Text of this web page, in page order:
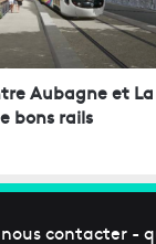
Aubagne et La
bons rails
nous contacter -